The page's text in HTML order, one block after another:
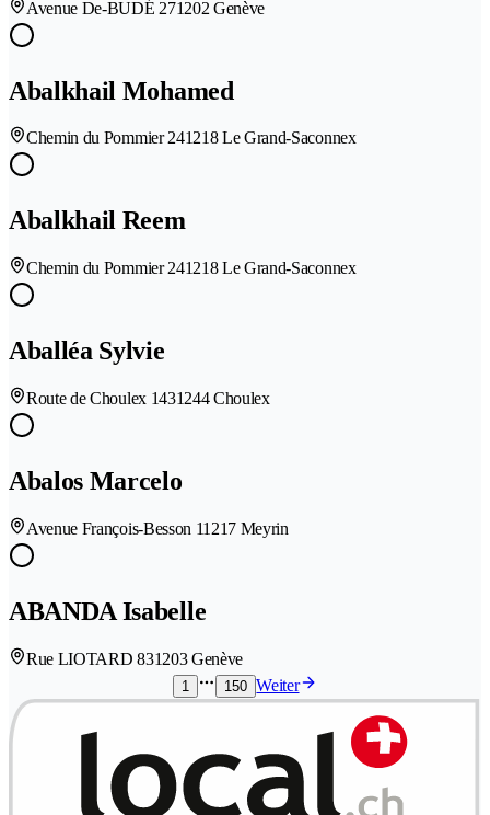
Avenue De-BUDÉ 271202 Genève
Abalkhail Mohamed
Chemin du Pommier 241218 Le Grand-Saconnex
Abalkhail Reem
Chemin du Pommier 241218 Le Grand-Saconnex
Aballéa Sylvie
Route de Choulex 1431244 Choulex
Abalos Marcelo
Avenue François-Besson 11217 Meyrin
ABANDA Isabelle
Rue LIOTARD 831203 Genève
1 150 Weiter